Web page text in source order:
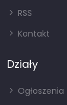
RSS
Kontakt
Działy
Ogłoszenia